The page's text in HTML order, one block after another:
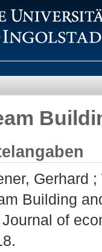
Gerhard ;
Building
Journal of